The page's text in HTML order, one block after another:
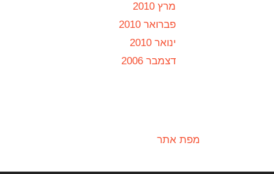
מרץ 2010
פברואר 2010
ינואר 2010
דצמבר 2006
מפת אתר